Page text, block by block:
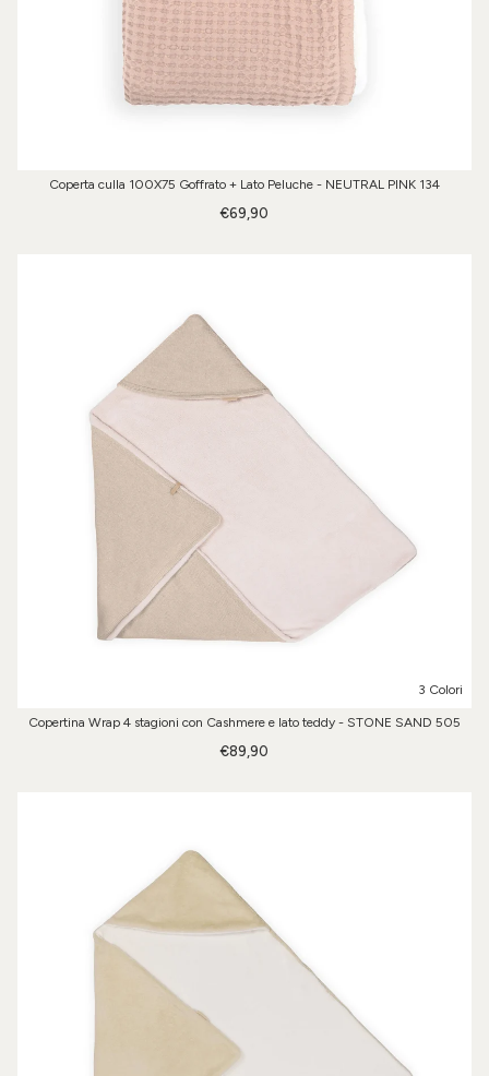
Coperta culla 100X75 Goffrato + Lato Peluche - NEUTRAL PINK 134
€69,90
3 Colori
Copertina Wrap 4 stagioni con Cashmere e lato teddy - STONE SAND 505
€89,90